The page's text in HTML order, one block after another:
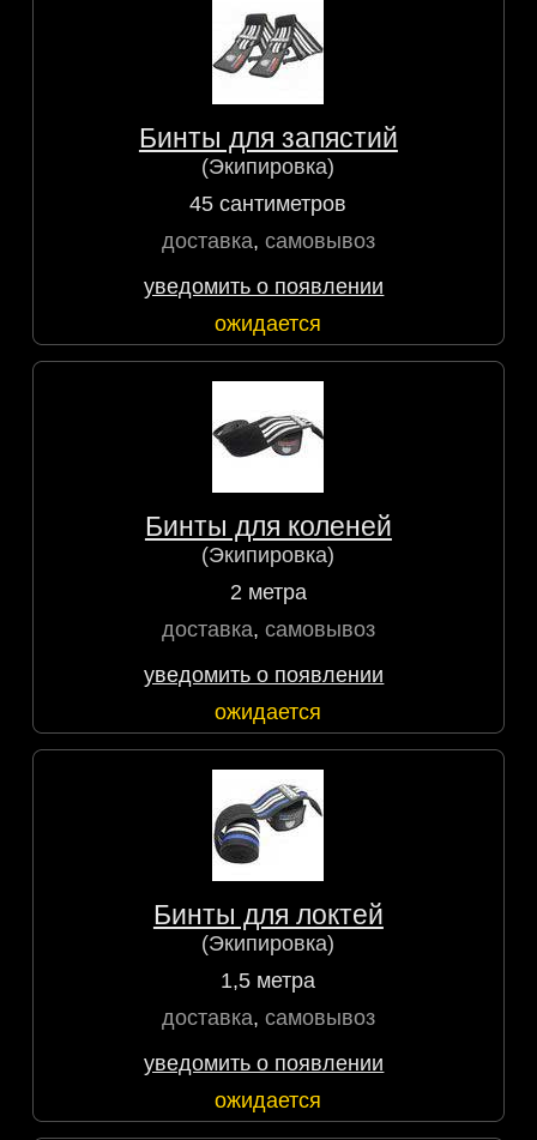
Бинты для запястий
(Экипировка)
45 сантиметров
доставка, самовывоз
уведомить о появлении
ожидается
Бинты для коленей
(Экипировка)
2 метра
доставка, самовывоз
уведомить о появлении
ожидается
Бинты для локтей
(Экипировка)
1,5 метра
доставка, самовывоз
уведомить о появлении
ожидается